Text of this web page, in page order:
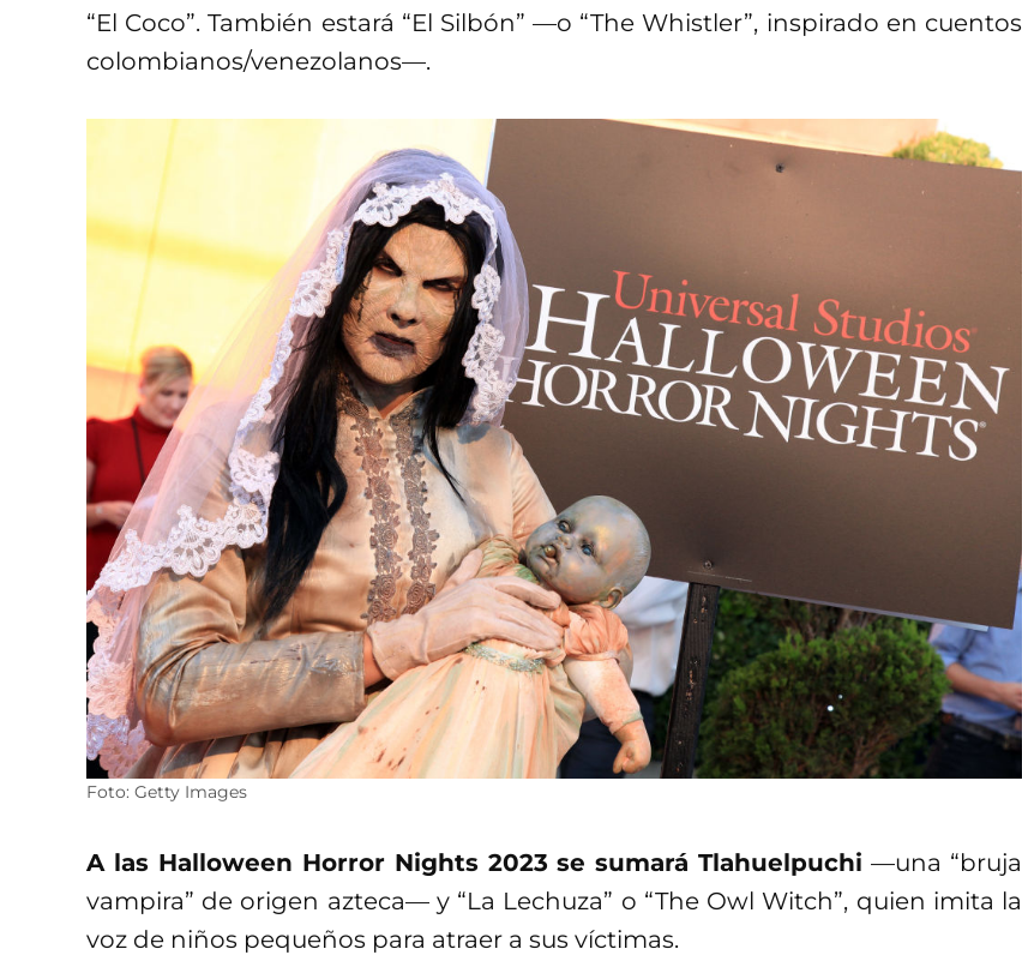
“El Coco”. También estará “El Silbón” —o “The Whistler”, inspirado en cuentos
colombianos/venezolanos—.
Foto: Getty Images
A las Halloween Horror Nights 2023 se sumará Tlahuelpuchi —una “bruja
vampira” de origen azteca— y “La Lechuza” o “The Owl Witch”, quien imita la
voz de niños pequeños para atraer a sus víctimas.